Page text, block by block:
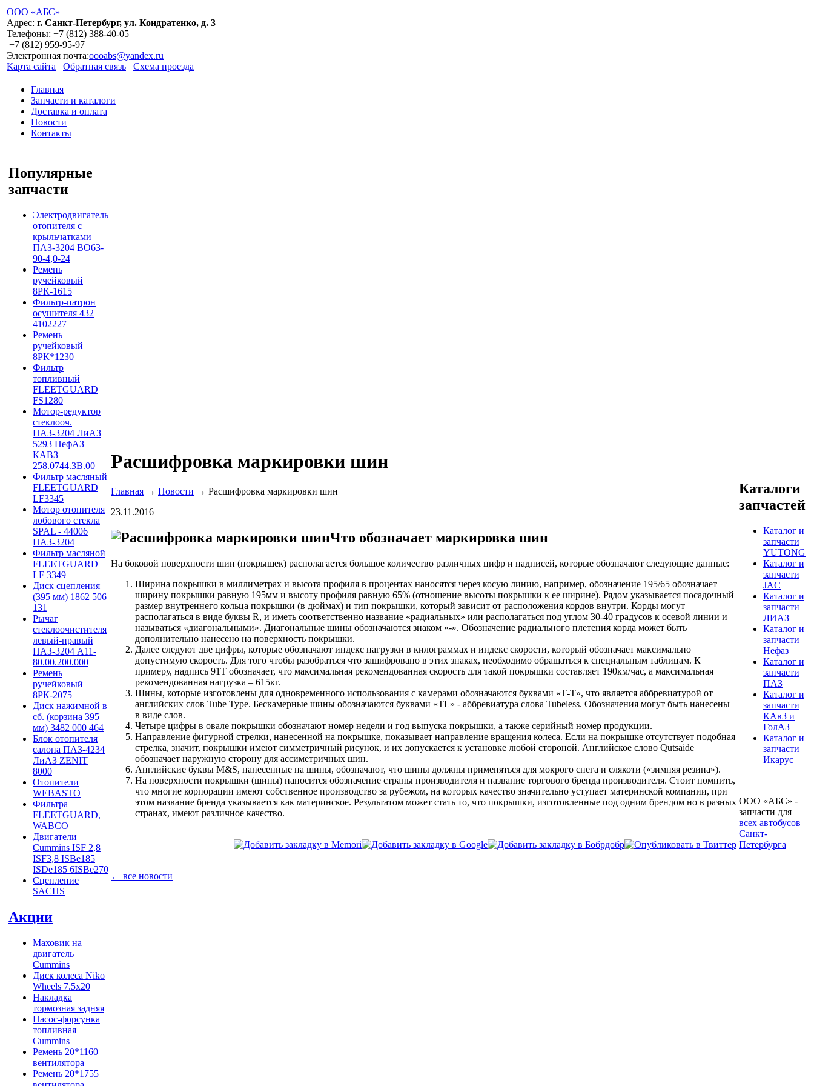
ООО «АБС»
Адрес: г. Санкт-Петербург, ул. Кондратенко, д. 3
Телефоны: +7 (812) 388-40-05
+7 (812) 959-95-97
Электронная почта:oooabs@yandex.ru
Карта сайта
Обратная связь Схема проезда
Главная
Запчасти и каталоги
Доставка и оплата
Новости
Контакты
Популярные
запчасти
Электродвигатель
отопителя с
крыльчатками
ПАЗ-3204 ВО63-
90-4,0-24
Ремень
ручейковый
8РК-1615
Фильтр-патрон
осушителя 432
4102227
Ремень
ручейковый
8РК*1230
Фильтр
топливный
FLEETGUARD
FS1280
Мотор-редуктор
стеклооч.
ПАЗ-3204 ЛиАЗ
5293 НефАЗ
КАВЗ
258.0744.3B.00
Фильтр масляный
FLEETGUARD
LF3345
Мотор отопителя
лобового стекла
SPAL - 44006
ПАЗ-3204
Фильтр масляной
FLEETGUARD
LF 3349
Диск сцепления
(395 мм) 1862 506
131
Рычаг
стеклоочистителя
левый-правый
ПАЗ-3204 А11-
80.00.200.000
Ремень
ручейковый
8РК-2075
Диск нажимной в
сб. (корзина 395
мм) 3482 000 464
Блок отопителя
салона ПАЗ-4234
ЛиАЗ ZENIT
8000
Отопители
WEBASTO
Фильтра
FLEETGUARD,
WABCO
Двигатели
Cummins ISF 2,8
ISF3,8 ISBe185
ISDe185 6ISBe270
Сцепление
SACHS
Акции
Маховик на
двигатель
Cummins
Диск колеса Niko
Wheels 7.5x20
Накладка
тормозная задняя
Насос-форсунка
топливная
Cummins
Ремень 20*1160
вентилятора
Ремень 20*1755
Расшифровка маркировки шин
Главная → Новости → Расшифровка маркировки шин
23.11.2016
Что обозначает маркировка шин
На боковой поверхности шин (покрышек) располагается большое количество различных цифр и надписей, которые обозначают следующие данные:
Ширина покрышки в миллиметрах и высота профиля в процентах наносятся через косую линию, например, обозначение 195/65 обозначает
ширину покрышки равную 195мм и высоту профиля равную 65% (отношение высоты покрышки к ее ширине). Рядом указывается посадочный
размер внутреннего кольца покрышки (в дюймах) и тип покрышки, который зависит от расположения кордов внутри. Корды могут
располагаться в виде буквы R, и иметь соответственно название «радиальных» или располагаться под углом 30-40 градусов к осевой линии и
называться «диагональными». Диагональные шины обозначаются знаком «-». Обозначение радиального плетения корда может быть
дополнительно нанесено на поверхность покрышки.
Далее следуют две цифры, которые обозначают индекс нагрузки в килограммах и индекс скорости, который обозначает максимально
допустимую скорость. Для того чтобы разобраться что зашифровано в этих знаках, необходимо обращаться к специальным таблицам. К
примеру, надпись 91Т обозначает, что максимальная рекомендованная скорость для такой покрышки составляет 190км/час, а максимальная
рекомендованная нагрузка – 615кг.
Шины, которые изготовлены для одновременного использования с камерами обозначаются буквами «Т-Т», что является аббревиатурой от
английских слов Tube Type. Бескамерные шины обозначаются буквами «TL» - аббревиатура слова Tubeless. Обозначения могут быть нанесены
в виде слов.
Четыре цифры в овале покрышки обозначают номер недели и год выпуска покрышки, а также серийный номер продукции.
Направление фигурной стрелки, нанесенной на покрышке, показывает направление вращения колеса. Если на покрышке отсутствует подобная
стрелка, значит, покрышки имеют симметричный рисунок, и их допускается к установке любой стороной. Английское слово Qutsaide
обозначает наружную сторону для ассиметричных шин.
Английские буквы M&S, нанесенные на шины, обозначают, что шины должны применяться для мокрого снега и слякоти («зимняя резина»).
На поверхности покрышки (шины) наносится обозначение страны производителя и название торгового бренда производителя. Стоит помнить,
что многие корпорации имеют собственное производство за рубежом, на которых качество значительно уступает материнской компании, при
этом название бренда указывается как материнское. Результатом может стать то, что покрышки, изготовленные под одним брендом но в разных
странах, имеют различное качество.
← все новости
Каталоги
запчастей
Каталог и
запчасти
YUTONG
Каталог и
запчасти
JAC
Каталог и
запчасти
ЛИАЗ
Каталог и
запчасти
Нефаз
Каталог и
запчасти
ПАЗ
Каталог и
запчасти
КАвЗ и
ГолАЗ
Каталог и
запчасти
Икарус
ООО «АБС» -
запчасти для
всех автобусов
Санкт-
Петербурга